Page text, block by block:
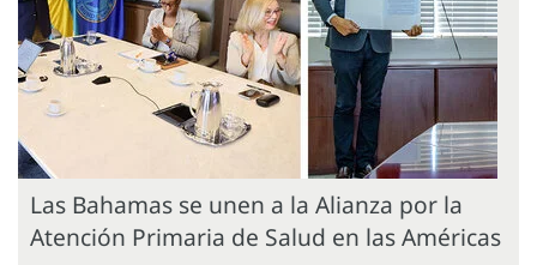
Las Bahamas se unen a la Alianza por la
Atención Primaria de Salud en las Américas